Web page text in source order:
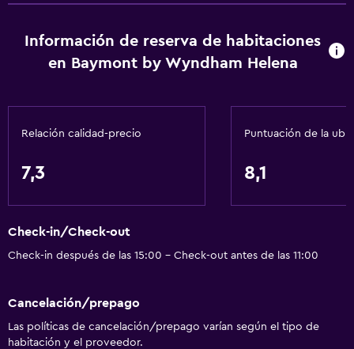
Accesibilidad y adecuación
extra)
Accesibilidad
Para no fumadores
Lavabo bajo
Inodoro con barras de apoyo
Áreas designadas para fumadores
Baño
Ducha
Información de reserva de habitaciones
en Baymont by Wyndham Helena
Relación calidad-precio
7,3
Puntuación de la
8,1
Check-in/Check-out
Check-in después de las 15:00 - Check-out antes de las 11:00
Cancelación/prepago
Las políticas de cancelación/prepago varían según el tipo de
habitación y el proveedor.